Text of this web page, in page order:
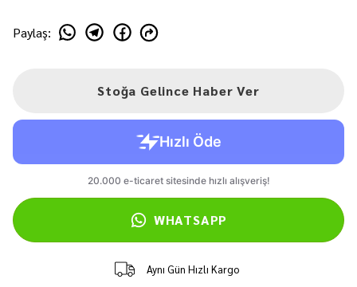
Paylaş:
Stoğa Gelince Haber Ver
WHATSAPP
Aynı Gün Hızlı Kargo